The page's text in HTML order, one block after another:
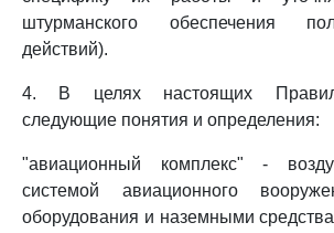
штурманского обеспечения
действий).
4. В целях настоящих Правил
следующие понятия и определения:
"авиационный комплекс" -
системой авиационного
оборудования и наземными